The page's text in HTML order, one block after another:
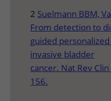
2 Suelmann BBM,
From detection to
guided
invasive bladder
cancer. Nat Rev
156.